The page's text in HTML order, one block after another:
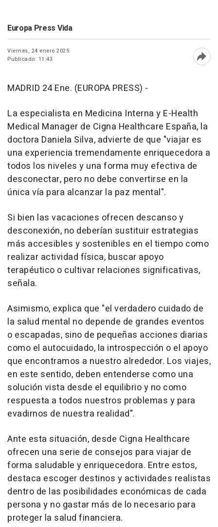
Europa Press Vida
Viernes, 24 enero 2025
Publicado: 11:43
MADRID 24 Ene. (EUROPA PRESS) -
La especialista en Medicina Interna y E-Health
Medical Manager de Cigna Healthcare España, la
doctora Daniela Silva, advierte de que "viajar es
una experiencia tremendamente enriquecedora a
todos los niveles y una forma muy efectiva de
desconectar, pero no debe convertirse en la
única vía para alcanzar la paz mental".
Si bien las vacaciones ofrecen descanso y
desconexión, no deberían sustituir estrategias
más accesibles y sostenibles en el tiempo como
realizar actividad física, buscar apoyo
terapéutico o cultivar relaciones significativas,
señala.
Asimismo, explica que "el verdadero cuidado de
la salud mental no depende de grandes eventos
o escapadas, sino de pequeñas acciones diarias
como el autocuidado, la introspección o el apoyo
que encontramos a nuestro alrededor. Los viajes,
en este sentido, deben entenderse como una
solución vista desde el equilibrio y no como
respuesta a todos nuestros problemas y para
evadirnos de nuestra realidad".
Ante esta situación, desde Cigna Healthcare
ofrecen una serie de consejos para viajar de
forma saludable y enriquecedora. Entre estos,
destaca escoger destinos y actividades realistas
dentro de las posibilidades económicas de cada
persona y no gastar más de lo necesario para
proteger la salud financiera.